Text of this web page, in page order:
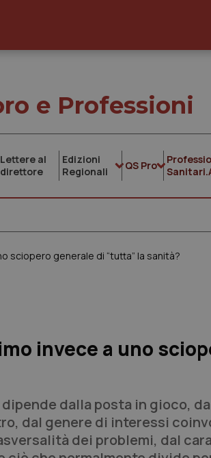
e Professioni
Lettere al
direttore
Edizioni
Regionali
QS Pro
sciopero generale di “tutta” la sanità?
invece a uno
dalla posta in gioco,
dal genere di interessi
dei problemi, dal